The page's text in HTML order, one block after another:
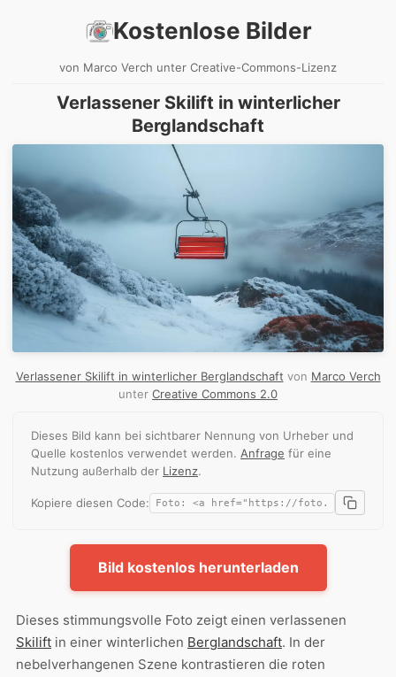
Kostenlose Bilder
von Marco Verch unter Creative-Commons-Lizenz
Verlassener Skilift in winterlicher
Berglandschaft
Verlassener Skilift in winterlicher Berglandschaft von Marco Verch
unter Creative Commons 2.0
Dieses Bild kann bei sichtbarer Nennung von Urheber und
Quelle kostenlos verwendet werden. Anfrage für eine
Nutzung außerhalb der Lizenz.
Kopiere diesen Code:
Bild kostenlos herunterladen
Dieses stimmungsvolle Foto zeigt einen verlassenen
Skilift in einer winterlichen Berglandschaft. In der
nebelverhangenen Szene kontrastieren die roten